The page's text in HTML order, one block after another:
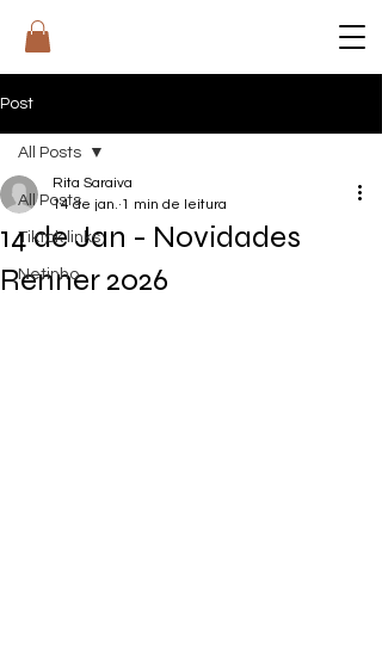
RIT
Post
All Posts
Tiktok links
Netinho
All Posts
14 de Jan - Novidades
Renner 2026
Rita Saraiva
14 de jan. 1 min de leitura